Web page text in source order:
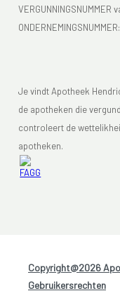
VERGUNNINGSNUMMER
ONDERNEMINGSNUMMER:
Je vindt Apotheek
de apotheken die vergund
controleert de
apotheken.
Copyright@2026
Gebruikersrechten